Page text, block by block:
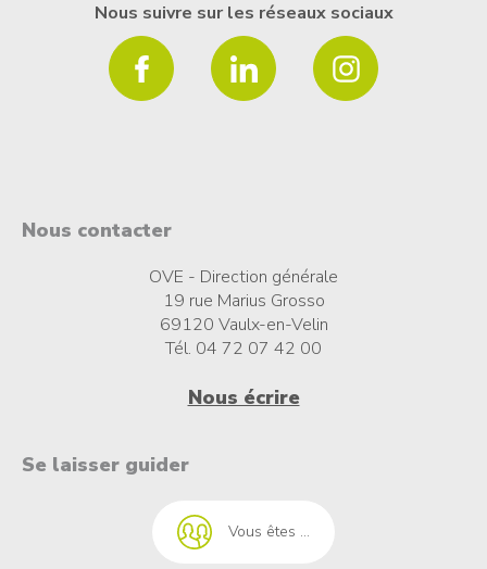
Nous suivre sur les réseaux sociaux
Nous contacter
OVE - Direction générale
19 rue Marius Grosso
69120 Vaulx-en-Velin
Tél. 04 72 07 42 00
Nous écrire
Se laisser guider
Vous êtes ...